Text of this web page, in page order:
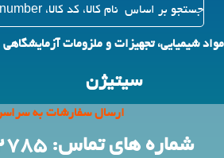
مواد شیمیایی، تجهیزات و ملزومات آزمایشگاهی
سیتیژن
ارسال سفارشات به
شماره